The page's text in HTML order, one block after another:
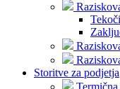
Storitve za podjetja